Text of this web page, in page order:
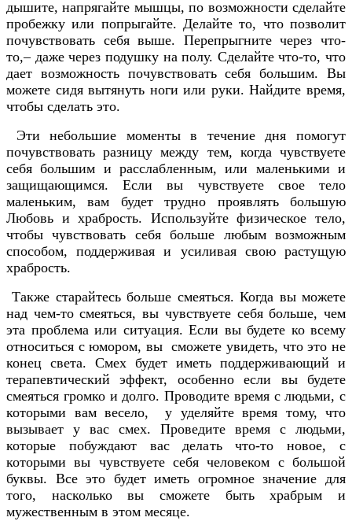
дышите, напрягайте мышцы, по возможности сделайте
пробежку или попрыгайте. Делайте то, что позволит
почувствовать себя выше. Перепрыгните через что-
то,– даже через подушку на полу. Сделайте что-то, что
дает возможность почувствовать себя большим. Вы
можете сидя вытянуть ноги или руки. Найдите время,
чтобы сделать это.
Эти небольшие моменты в течение дня помогут
почувствовать разницу между тем, когда чувствуете
себя большим и расслабленным, или маленькими и
защищающимся. Если вы чувствуете свое тело
маленьким, вам будет трудно проявлять большую
Любовь и храбрость. Используйте физическое тело,
чтобы чувствовать себя больше любым возможным
способом, поддерживая и усиливая свою растущую
храбрость.
Также старайтесь больше смеяться. Когда вы можете
над чем-то смеяться, вы чувствуете себя больше, чем
эта проблема или ситуация. Если вы будете ко всему
относиться с юмором, вы сможете увидеть, что это не
конец света. Смех будет иметь поддерживающий и
терапевтический эффект, особенно если вы будете
смеяться громко и долго. Проводите время с людьми, с
которыми вам весело, у уделяйте время тому, что
вызывает у вас смех. Проведите время с людьми,
которые побуждают вас делать что-то новое, с
которыми вы чувствуете себя человеком с большой
буквы. Все это будет иметь огромное значение для
того, насколько вы сможете быть храбрым и
мужественным в этом месяце.